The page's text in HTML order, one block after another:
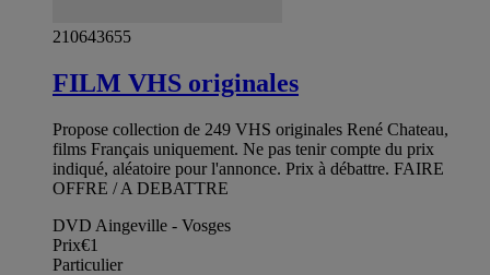
210643655
FILM VHS originales
Propose collection de 249 VHS originales René Chateau,
films Français uniquement. Ne pas tenir compte du prix
indiqué, aléatoire pour l'annonce. Prix à débattre. FAIRE
OFFRE / A DEBATTRE
DVD Aingeville - Vosges
Prix€1
Particulier